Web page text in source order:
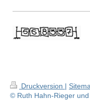
Druckversion |
© Ruth Hahn-Rieger